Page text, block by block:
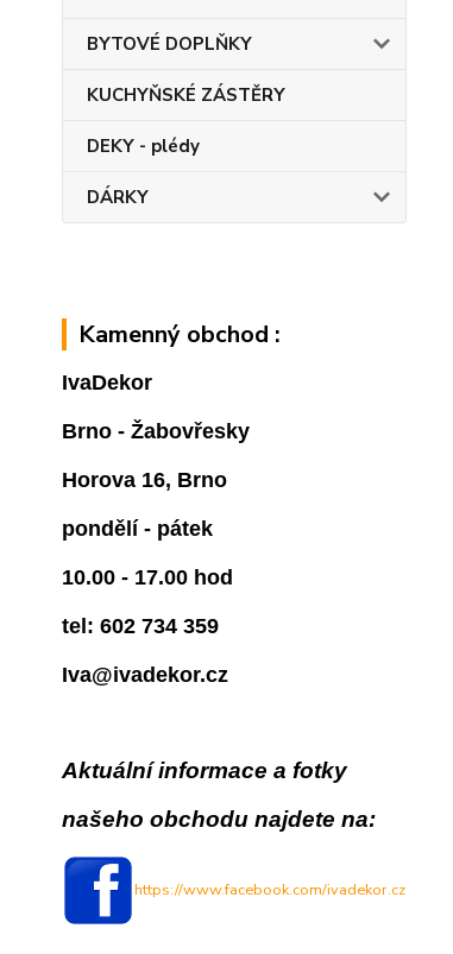
BYTOVÉ DOPLŇKY
KUCHYŇSKÉ ZÁSTĚRY
DEKY - plédy
DÁRKY
Kamenný obchod :
IvaDekor
Brno - Žabovřesky
Horova 16, Brno
pondělí - pátek
10.00 - 17.00 hod
tel: 602 734 359
Iva@ivadekor.cz
Aktuální informace a fotky
našeho obchodu najdete na:
https://www.facebook.com/ivadekor.cz